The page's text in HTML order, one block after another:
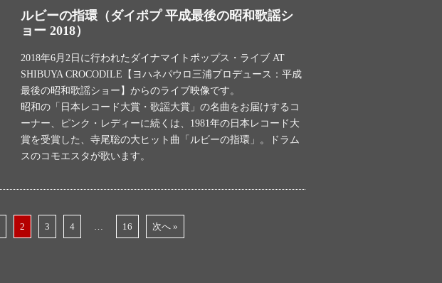
ルビーの指環（ダイポプ 平成最後の昭和歌謡シ
ョー 2018）
2018年6月2日に行われたダイナマイトポップス・ライブ AT
SHIBUYA CROCODILE【ヨハネパウロ三浦プロデュース：平成
最後の昭和歌謡ショー】からのライブ映像です。
昭和の「日本レコード大賞・歌謡大賞」の名曲をお届けするコ
ーナー、ピンク・レディーに続くは、1981年の日本レコード大
賞を受賞した、寺尾聡の大ヒット曲「ルビーの指環」。ドラム
スのコモエスタが歌います。
2 3 4 … 16 次へ »